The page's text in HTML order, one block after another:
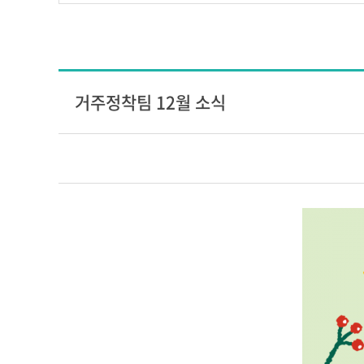
거주정착팀 12월 소식